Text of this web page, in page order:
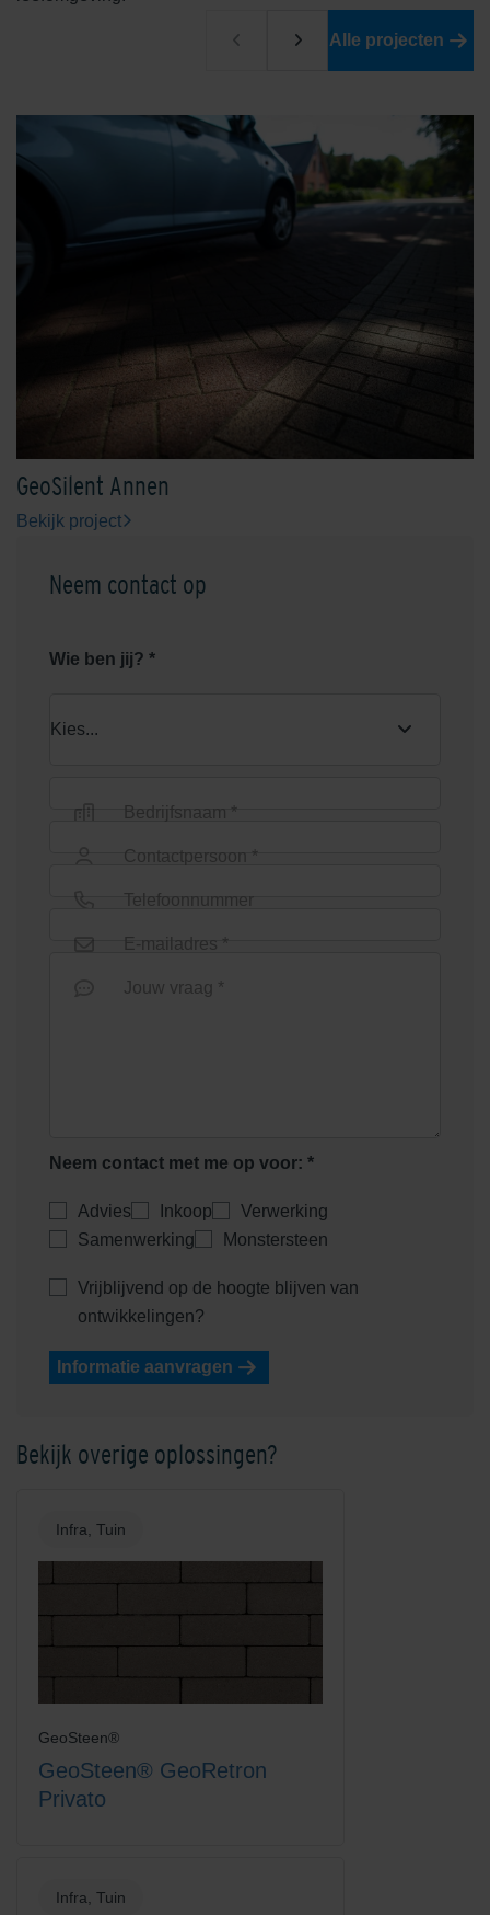
Ockenburgh Herfst Nuance
Oxydgeel Oxydrood
Rood/Bruin genuanceerd
Alle projecten
GeoSilent Annen
Bekijk project
Neem contact op
Wie ben jij? *
Bedrijfsnaam *
Contactpersoon *
Telefoonnummer
E-mailadres *
Jouw vraag *
Neem contact met me op voor: *
Advies Inkoop
Verwerking
Samenwerking
Monstersteen
Vrijblijvend op de hoogte blijven van
ontwikkelingen?
Informatie aanvragen
Bekijk overige oplossingen?
Infra, Tuin
GeoSteen®
GeoSteen® GeoRetron
Privato
Infra, Tuin